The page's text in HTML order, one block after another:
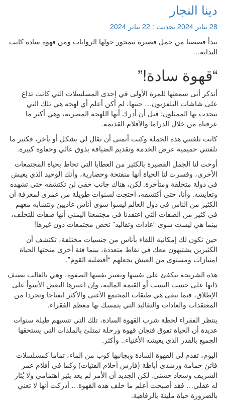
دينا النجار
28 يناير 2024 تحديث : 22 يناير 2024
تبدأ قصصنا من جمل قصيرة تتمحور حولها الروايات ومن قهوة سادة كانت
البداية…
“قهوة سادة!”
أتذكر أنى سمعتها للمرة الأولى في إحدى المسلسلات التي كانت تذاع
على شاشات التلفزيون… حينها، لم أكن أعلم أي لهجة هي تلك التي
يتحدث بها الممثلون؛ قبل أن أدرك أنها اللهجة المصرية، وهي أكثر ما
عرفناه من خلال الدراما والأفلام القديمة.
كانت تلفتني هذه الجملة وكنت أتمنى أن تقال لي بشكل أو بآخر، فكثير ما
تلفتني حميمية عرض الخدمة وتقديم الضيافة بذوق عالي وحفاوة كبيرة.
أوحت لنا الجمل القصيرة بالكثير من العطايا التي تحاط بحياة المجتمعات
الأخرى، وفسرت لنا الحياة أنها منفتحة وحضارية، وأنك الوحيد الذي يعيش
في دولة متخلفة ومتأخرة. لكن، هناك جانب خفي لن تكتشفه حتى تشهده
وتعايشه. وأنا، حتى أكتشفه، احتجت لسنوات طويلة من عمري لمعرفة أن
الكثير من الناس في دول العالم ليسوا سوى أناس عاديين ونتشابه معهم
في كثير من الصفات التي اعتقدنا في مجتمعنا اليمني أنها صفات للتخلف،
بينما هي ليست سوى “عادات وتقاليد” تخص مجتمعات دون غيرها!
حين تكون لك إمكانية اللقاء بأناس من جنسيات مختلفة، تكتشف أن
الكثيرين يشتبهون معك في نقاط متعددة، بينما فئة أخرى منحتها الحياة
امتيازات ومستوى من العيش يجعلهم “أفضلية القوم”.
هذه الشريحة تنكفئ على نفسها وتعتبر نفسها الصفوة، وهي بالغالب تصنف
ذاتها على حسب النسب أو القيمة المالية، وإن اعتبرها البعض الأسوأ على
الإطلاق، فيما تبقى هي طبقات المجتمع الأغنى والأكثر انفتاحا وتجردا من
المعتقدات والعادات والتقاليد التي يتمسك بها معظم الفقراء.
ينتظر الفقراء لحظة شرب القهوة السادة، تلك التي تنسيهم طيلة سنوات
عديدة أن الحياة تفوق فنجان قهوة ورحلة تمتلئ بالملذات التي يستحقها
الجميع بالقدر الذي يعيشه الأغنياء.. وأكثر.
اليوم، تقدم لي القهوة السادة وبجانبها كوب من الماء، تماما كمسلسلات
فاتن حمامة ورشدي أباظة (فارس أحلام الفتيات) وكما في أفلام عمر
الشريف وسعاد حسني. لكن الجديد أن الأمر لم يعد يثير اهتمامي ولا يُثار
له عقلي… فقد أصبحت أعلم ما خلف هذه القهوة… أدركت أنها لا تعني
بالضرورة حياة مليئة بالرفاهية.